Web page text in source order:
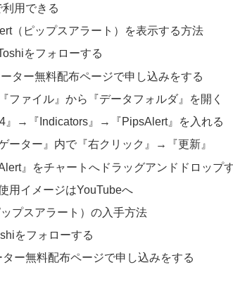
用できる
（ピップスアラート）を表示する方法
をフォローする
ター無料配布ページで申し込みをする
ファイル』から『データフォルダ』を開く
』→『Indicators』→『PipsAlert』を入れる
ーター』内で『右クリック』→『更新』
』をチャートへドラッグアンドドロップ
用イメージはYouTubeへ
プスアラート）の入手方法
をフォローする
ー無料配布ページで申し込みをする